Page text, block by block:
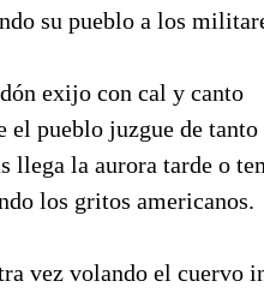
su pueblo a los
exijo con cal y canto
el pueblo juzgue de
llega la aurora tarde o
los gritos americanos.
vez volando el cuervo